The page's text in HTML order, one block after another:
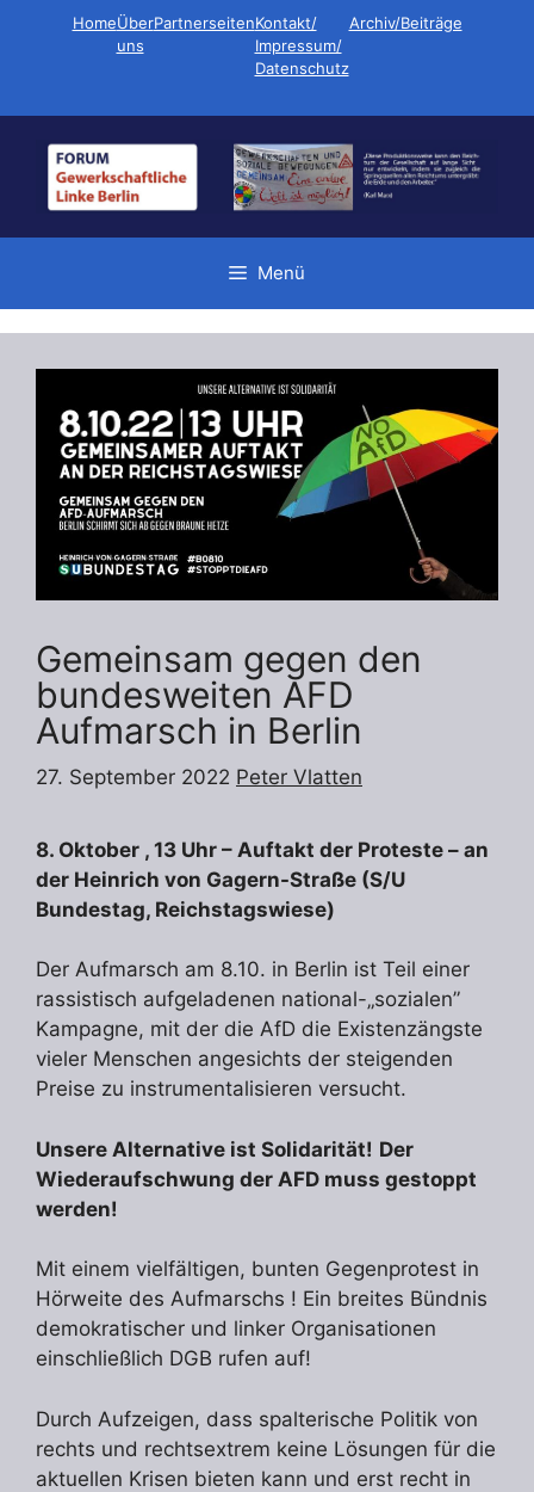
HomeÜber
uns
PartnerseitenKontakt/
Impressum/
Datenschutz
Archiv/Beiträge
Menü
Gemeinsam gegen den
bundesweiten AFD
Aufmarsch in Berlin
27. September 2022 Peter Vlatten
8. Oktober , 13 Uhr – Auftakt der Proteste – an
der Heinrich von Gagern-Straße (S/U
Bundestag, Reichstagswiese)
Der Aufmarsch am 8.10. in Berlin ist Teil einer
rassistisch aufgeladenen national-„sozialen”
Kampagne, mit der die AfD die Existenzängste
vieler Menschen angesichts der steigenden
Preise zu instrumentalisieren versucht.
Unsere Alternative ist Solidarität! Der
Wiederaufschwung der AFD muss gestoppt
werden!
Mit einem vielfältigen, bunten Gegenprotest in
Hörweite des Aufmarschs ! Ein breites Bündnis
demokratischer und linker Organisationen
einschließlich DGB rufen auf!
Durch Aufzeigen, dass spalterische Politik von
rechts und rechtsextrem keine Lösungen für die
aktuellen Krisen bieten kann und erst recht in